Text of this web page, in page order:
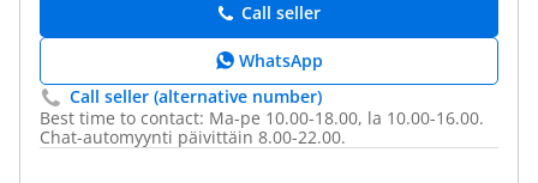
Call seller
WhatsApp
Call seller (alternative number)
Best time to contact: Ma-pe 10.00-18.00, la 10.00-16.00.
Chat-automyynti päivittäin 8.00-22.00.